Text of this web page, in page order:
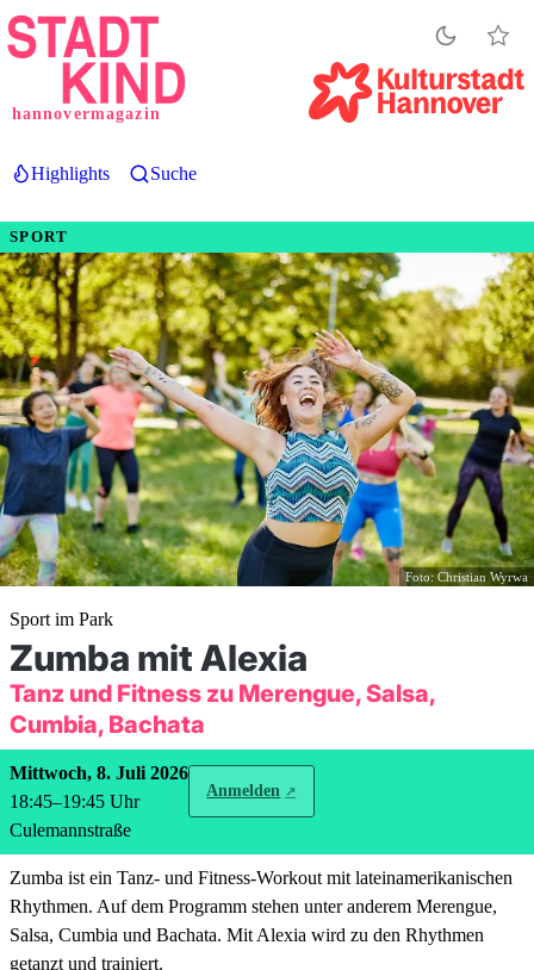
Direkt
zum
hannovermagazin
Highlights Suche
SPORT
Foto: Christian Wyrwa
Sport im Park
Zumba mit Alexia
Tanz und Fitness zu Merengue, Salsa,
Cumbia, Bachata
Mittwoch, 8. Juli 2026
18:45–19:45 Uhr
Culemannstraße
Anmelden
Zumba ist ein Tanz- und Fitness-Workout mit lateinamerikanischen
Rhythmen. Auf dem Programm stehen unter anderem Merengue,
Salsa, Cumbia und Bachata. Mit Alexia wird zu den Rhythmen
getanzt und trainiert.